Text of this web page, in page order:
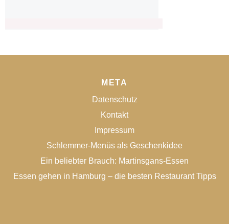
META
Datenschutz
Kontakt
Impressum
Schlemmer-Menüs als Geschenkidee
Ein beliebter Brauch: Martinsgans-Essen
Essen gehen in Hamburg – die besten Restaurant Tipps